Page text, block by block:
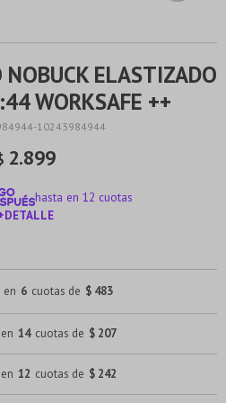
ELASTIZADO
WORKSAFE ++
10243984944
2.899
hasta en 12 cuotas
en 6 cuotas de $ 483
14 cuotas de $ 207
12 cuotas de $ 242